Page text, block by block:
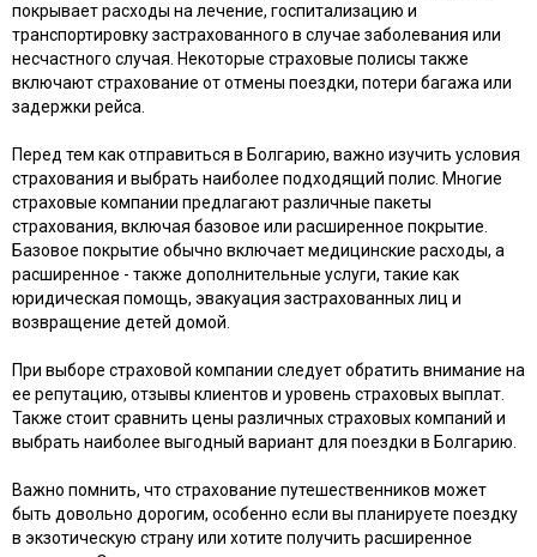
покрывает расходы на лечение, госпитализацию и
транспортировку застрахованного в случае заболевания или
несчастного случая. Некоторые страховые полисы также
включают страхование от отмены поездки, потери багажа или
задержки рейса.
Перед тем как отправиться в Болгарию, важно изучить условия
страхования и выбрать наиболее подходящий полис. Многие
страховые компании предлагают различные пакеты
страхования, включая базовое или расширенное покрытие.
Базовое покрытие обычно включает медицинские расходы, а
расширенное - также дополнительные услуги, такие как
юридическая помощь, эвакуация застрахованных лиц и
возвращение детей домой.
При выборе страховой компании следует обратить внимание на
ее репутацию, отзывы клиентов и уровень страховых выплат.
Также стоит сравнить цены различных страховых компаний и
выбрать наиболее выгодный вариант для поездки в Болгарию.
Важно помнить, что страхование путешественников может
быть довольно дорогим, особенно если вы планируете поездку
в экзотическую страну или хотите получить расширенное